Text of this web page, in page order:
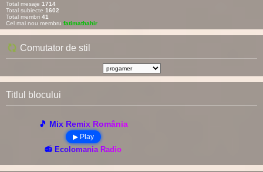
Total mesaje 1714
Total subiecte 1602
Total membri 41
Cel mai nou membru fatimathahir
Comutator de stil
Titlul blocului
🎵 Mix Remix România
▶ Play
📻 Ecolomania Radio